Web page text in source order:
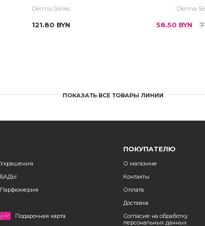
Derma Series
121.80 BYN
Derma
58.50 BYN
ПОКАЗАТЬ ВСЕ ТОВАРЫ ЛИНИИ
Украшения
БАДЫ
Парфюмерия
Подарочная карта
ПОКУПАТЕЛЮ
О магазине
Контакты
Оплата
Доставка
Согласие на обработку
персональных данных